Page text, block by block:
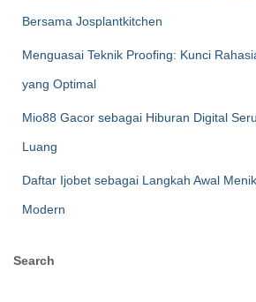
Bersama Josplantkitchen
Menguasai Teknik Proofing: Kunci
yang Optimal
Mio88 Gacor sebagai Hiburan Digital
Luang
Daftar Ijobet sebagai Langkah Awal
Modern
Search